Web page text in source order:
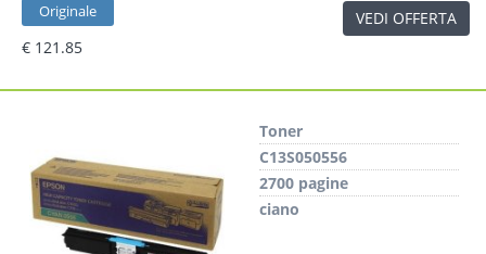
Originale
€ 121.85
VEDI OFFERTA
Toner
C13S050556
2700 pagine
ciano